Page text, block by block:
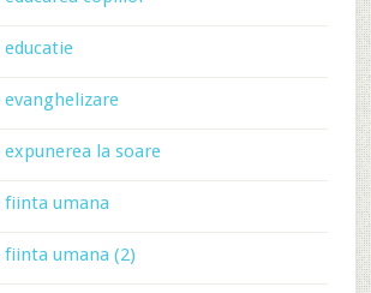
la soare
fiinta umana
umana (2)